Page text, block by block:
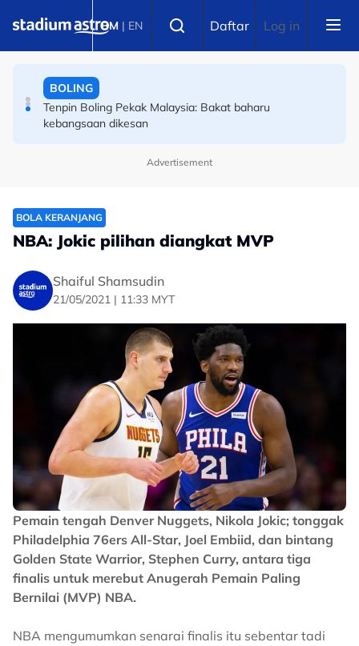
BM | EN Daftar Log in
Piala Hyundai ASEAN: Awas kejutan Filipina, kata bekas
BOLING
Tenpin Boling Pekak Malaysia: Bakat baharu
kebangsaan dikesan
Advertisement
BOLA KERANJANG
NBA: Jokic pilihan diangkat MVP
Shaiful Shamsudin
21/05/2021 | 11:33 MYT
Pemain tengah Denver Nuggets, Nikola Jokic; tonggak
Philadelphia 76ers All-Star, Joel Embiid, dan bintang
Golden State Warrior, Stephen Curry, antara tiga
finalis untuk merebut Anugerah Pemain Paling
Bernilai (MVP) NBA.
NBA mengumumkan senarai finalis itu sebentar tadi